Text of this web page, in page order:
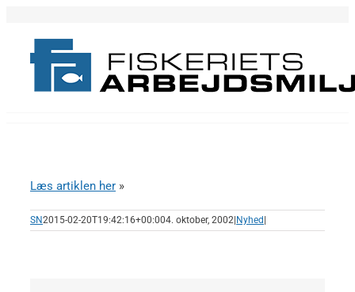
content
Læs artiklen her »
SN2015-02-20T19:42:16+00:004. oktober, 2002 Nyhed